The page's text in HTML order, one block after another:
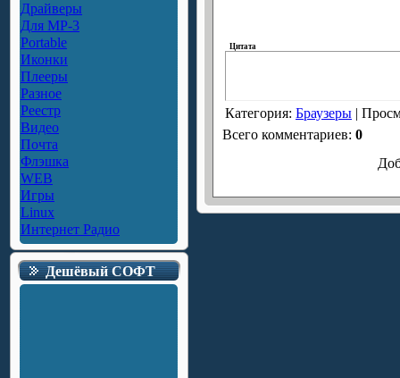
Драйверы
Для MP-3
Portable
Иконки
Плееры
Разное
Реестр
Видео
Почта
Флэшка
WEB
Игры
Linux
Интернет Радио
Дешёвый СОФТ
Цитата
Категория: Браузеры |
Всего комментариев: 0